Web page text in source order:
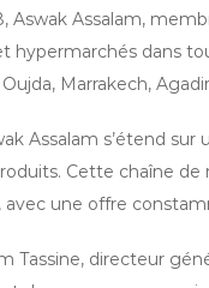
Aswak Assalam,
hypermarchés dans
Marrakech,
Assalam s’étend
Cette chaîne
avec une offre
Tassine, directeur